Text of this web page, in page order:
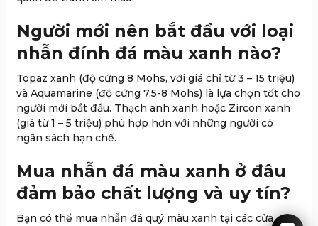
Người mới nên bắt đầu với loại
nhẫn đính đá màu xanh nào?
Topaz xanh (độ cứng 8 Mohs, với giá chỉ từ 3 – 15 triệu)
và Aquamarine (độ cứng 7.5-8 Mohs) là lựa chọn tốt cho
người mới bắt đầu. Thạch anh xanh hoặc Zircon xanh
(giá từ 1 – 5 triệu) phù hợp hơn với những người có
ngân sách hạn chế.
Mua nhẫn đá màu xanh ở đâu
đảm bảo chất lượng và uy tín?
Bạn có thể mua nhẫn đá quý màu xanh tại các cửa
IRUBY rất hân hạnh được tư
vấn cho anh chị.